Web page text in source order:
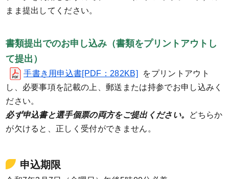
まま提出してください。
書類提出でのお申し込み（書類をプリントアウトし
て提出）
手書き用申込書[PDF：282KB]
をプリントアウト
し、必要事項を記載の上、郵送または持参でお申し込みく
ださい。
必ず申込書と選手個票の両方をご提出ください。
どちらか
が欠けると、正しく受付ができません。
申込期限